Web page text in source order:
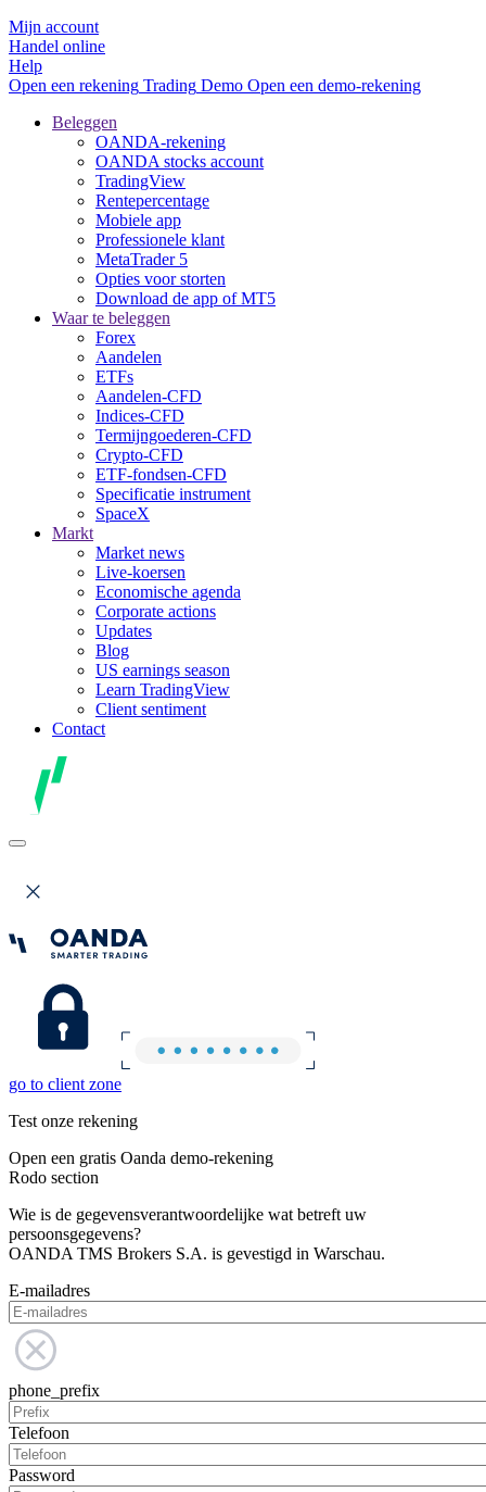
Mijn account
Handel online
Help
Open een rekening Trading Demo Open een demo-rekening
Beleggen
OANDA-rekening
OANDA stocks account
TradingView
Rentepercentage
Mobiele app
Professionele klant
MetaTrader 5
Opties voor storten
Download de app of MT5
Waar te beleggen
Forex
Aandelen
ETFs
Aandelen-CFD
Indices-CFD
Termijngoederen-CFD
Crypto-CFD
ETF-fondsen-CFD
Specificatie instrument
SpaceX
Markt
Market news
Live-koersen
Economische agenda
Corporate actions
Updates
Blog
US earnings season
Learn TradingView
Client sentiment
Contact
go to client zone
Test onze rekening
Open een gratis Oanda demo-rekening
Rodo section
Wie is de gegevensverantwoordelijke wat betreft uw
persoonsgegevens?
OANDA TMS Brokers S.A. is gevestigd in Warschau.
E-mailadres
phone_prefix
Telefoon
Password